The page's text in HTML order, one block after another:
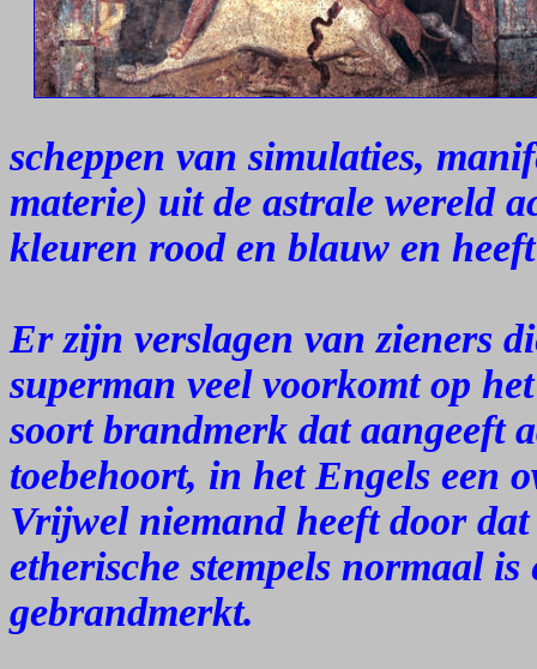
scheppen van simulaties,
materie) uit de astrale wereld
kleuren rood en blauw en
Er zijn verslagen van zieners
superman veel voorkomt op
soort brandmerk dat aangeeft
toebehoort, in het Engels een
Vrijwel niemand heeft door
etherische stempels normaal
gebrandmerkt.